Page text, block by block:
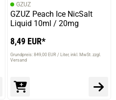
GZUZ
GZUZ Peach Ice NicSalt
Liquid 10ml / 20mg
8,49 EUR*
Grundpreis: 849,00 EUR / Liter inkl. MwSt. zzgl.
Versand